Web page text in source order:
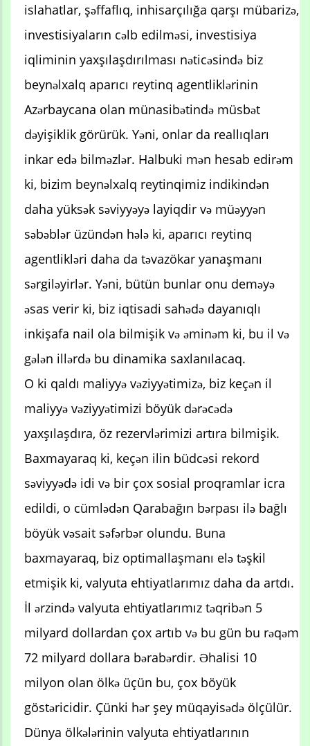
islahatlar, şəffaflıq, inhisarçılığa qarşı mübarizə,
investisiyaların cəlb edilməsi, investisiya
iqliminin yaxşılaşdırılması nəticəsində biz
beynəlxalq aparıcı reytinq agentliklərinin
Azərbaycana olan münasibətində müsbət
dəyişiklik görürük. Yəni, onlar da reallıqları
inkar edə bilməzlər. Halbuki mən hesab edirəm
ki, bizim beynəlxalq reytinqimiz indikindən
daha yüksək səviyyəyə layiqdir və müəyyən
səbəblər üzündən hələ ki, aparıcı reytinq
agentlikləri daha da təvazökar yanaşmanı
sərgiləyirlər. Yəni, bütün bunlar onu deməyə
əsas verir ki, biz iqtisadi sahədə dayanıqlı
inkişafa nail ola bilmişik və əminəm ki, bu il və
gələn illərdə bu dinamika saxlanılacaq.
O ki qaldı maliyyə vəziyyətimizə, biz keçən il
maliyyə vəziyyətimizi böyük dərəcədə
yaxşılaşdıra, öz rezervlərimizi artıra bilmişik.
Baxmayaraq ki, keçən ilin büdcəsi rekord
səviyyədə idi və bir çox sosial proqramlar icra
edildi, o cümlədən Qarabağın bərpası ilə bağlı
böyük vəsait səfərbər olundu. Buna
baxmayaraq, biz optimallaşmanı elə təşkil
etmişik ki, valyuta ehtiyatlarımız daha da artdı.
İl ərzində valyuta ehtiyatlarımız təqribən 5
milyard dollardan çox artıb və bu gün bu rəqəm
72 milyard dollara bərabərdir. Əhalisi 10
milyon olan ölkə üçün bu, çox böyük
göstəricidir. Çünki hər şey müqayisədə ölçülür.
Dünya ölkələrinin valyuta ehtiyatlarının